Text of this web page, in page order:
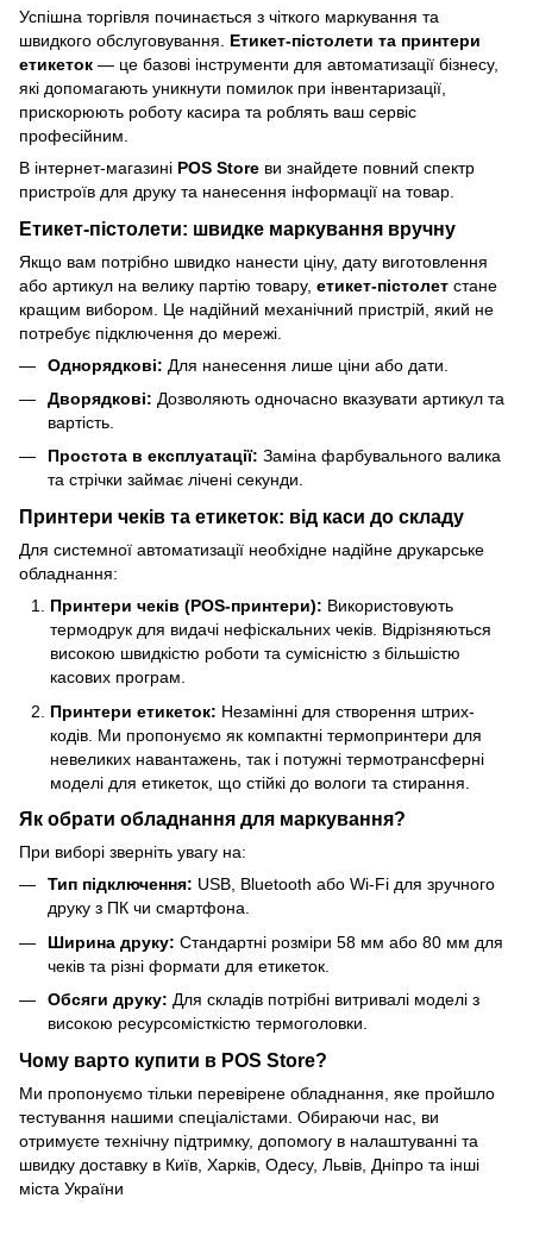
Успішна торгівля починається з чіткого маркування та
швидкого обслуговування. Етикет-пістолети та принтери
етикеток — це базові інструменти для автоматизації бізнесу,
які допомагають уникнути помилок при інвентаризації,
прискорюють роботу касира та роблять ваш сервіс
професійним.
В інтернет-магазині POS Store ви знайдете повний спектр
пристроїв для друку та нанесення інформації на товар.
Етикет-пістолети: швидке маркування вручну
Якщо вам потрібно швидко нанести ціну, дату виготовлення
або артикул на велику партію товару, етикет-пістолет стане
кращим вибором. Це надійний механічний пристрій, який не
потребує підключення до мережі.
Однорядкові: Для нанесення лише ціни або дати.
Дворядкові: Дозволяють одночасно вказувати артикул та
вартість.
Простота в експлуатації: Заміна фарбувального валика
та стрічки займає лічені секунди.
Принтери чеків та етикеток: від каси до складу
Для системної автоматизації необхідне надійне друкарське
обладнання:
Принтери чеків (POS-принтери): Використовують
термодрук для видачі нефіскальних чеків. Відрізняються
високою швидкістю роботи та сумісністю з більшістю
касових програм.
Принтери етикеток: Незамінні для створення штрих-
кодів. Ми пропонуємо як компактні термопринтери для
невеликих навантажень, так і потужні термотрансферні
моделі для етикеток, що стійкі до вологи та стирання.
Як обрати обладнання для маркування?
При виборі зверніть увагу на:
Тип підключення: USB, Bluetooth або Wi-Fi для зручного
друку з ПК чи смартфона.
Ширина друку: Стандартні розміри 58 мм або 80 мм для
чеків та різні формати для етикеток.
Обсяги друку: Для складів потрібні витривалі моделі з
високою ресурсомісткістю термоголовки.
Чому варто купити в POS Store?
Ми пропонуємо тільки перевірене обладнання, яке пройшло
тестування нашими спеціалістами. Обираючи нас, ви
отримуєте технічну підтримку, допомогу в налаштуванні та
швидку доставку в Київ, Харків, Одесу, Львів, Дніпро та інші
міста України